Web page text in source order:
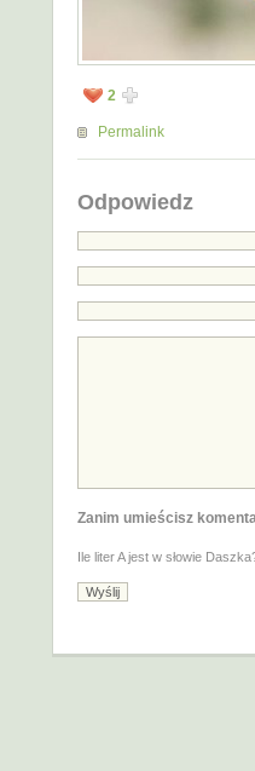
2
Permalink
Odpowiedz
Zanim umieścisz
Ile liter A jest w słowie